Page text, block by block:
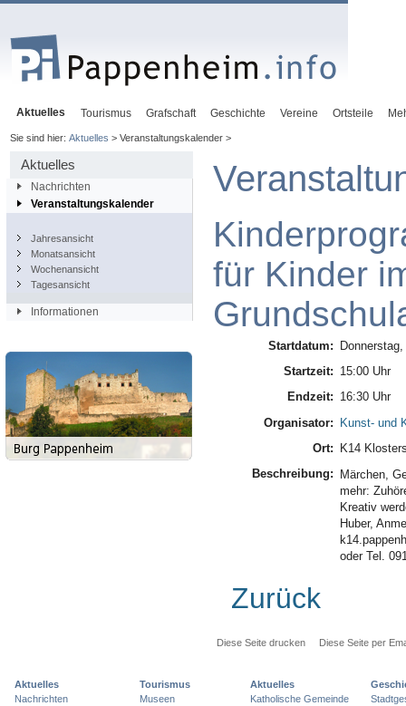
Aktuelles Tourismus Grafschaft Geschichte Vereine Ortsteile
Sie sind hier: Aktuelles > Veranstaltungskalender >
Aktuelles
Nachrichten
Veranstaltungskalender
Jahresansicht
Monatsansicht
Wochenansicht
Tagesansicht
Informationen
für Kinder
Startdatum:
Startzeit: 15:00 Uhr
Endzeit: 16:30 Uhr
Organisator: Kunst- und
Ort:
K14
Beschreibung:
Märchen,
mehr:
Kreativ
Huber,
oder Tel.
Zurück
Diese Seite drucken Diese Seite per
Aktuelles
Nachrichten
Tourismus
Museen
Aktuelles
Katholische Gemeinde